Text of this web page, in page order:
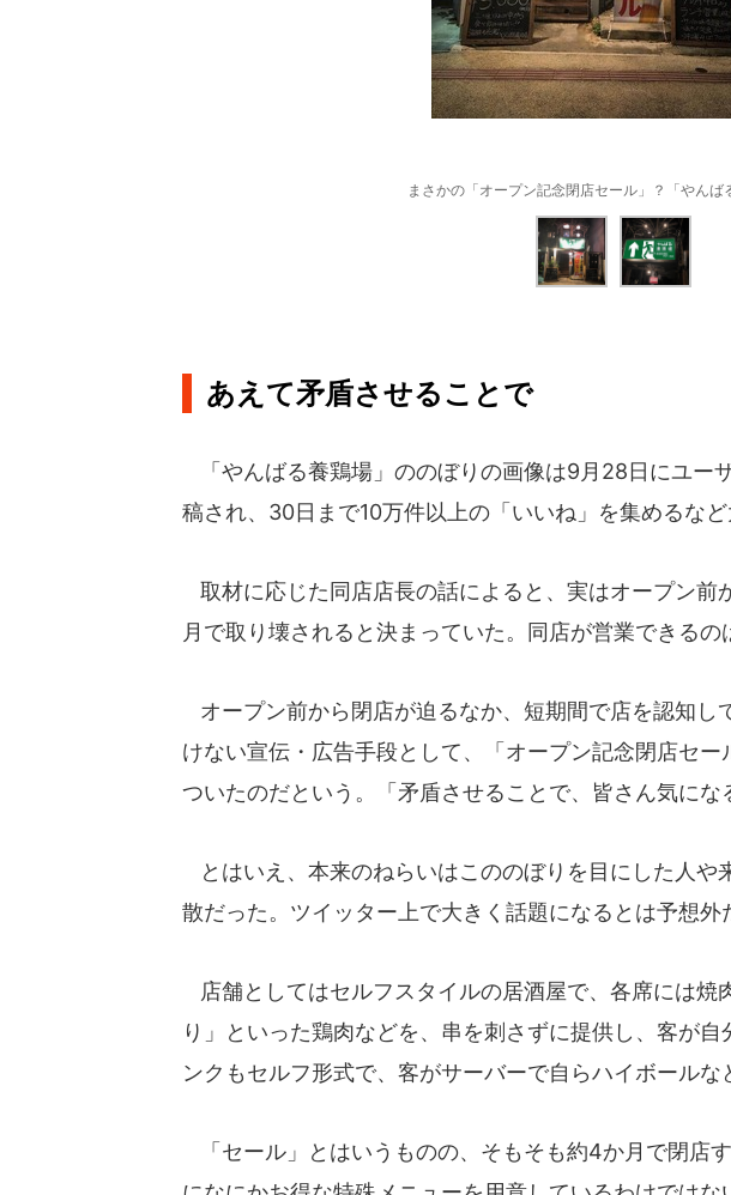
まさかの「オープン記念閉店セール」？「やんば
あえて矛盾させることで
「やんばる養鶏場」ののぼりの画像は9月28日にユー
稿され、30日まで10万件以上の「いいね」を集めるなど
取材に応じた同店店長の話によると、実はオープン前
月で取り壊されると決まっていた。同店が営業できるの
オープン前から閉店が迫るなか、短期間で店を認知し
けない宣伝・広告手段として、「オープン記念閉店セ
ついたのだという。「矛盾させることで、皆さん気にな
とはいえ、本来のねらいはこののぼりを目にした人や
散だった。ツイッター上で大きく話題になるとは予想外
店舗としてはセルフスタイルの居酒屋で、各席には焼
り」といった鶏肉などを、串を刺さずに提供し、客が自
ンクもセルフ形式で、客がサーバーで自らハイボールな
「セール」とはいうものの、そもそも約4か月で閉店